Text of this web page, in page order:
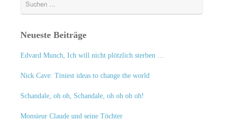
Neueste Beiträge
Edvard Munch, Ich will nicht plötzlich sterben …
Nick Cave: Tiniest ideas to change the world
Schandale, oh oh, Schandale, oh oh oh oh!
Monsieur Claude und seine Töchter